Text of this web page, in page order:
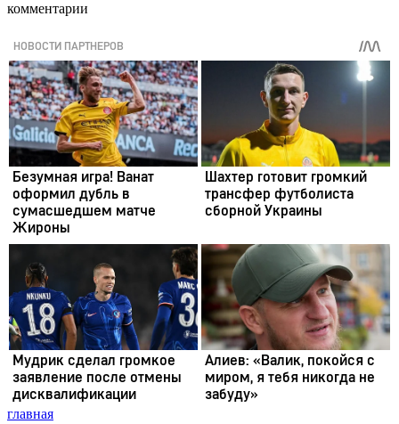
комментарии
главная